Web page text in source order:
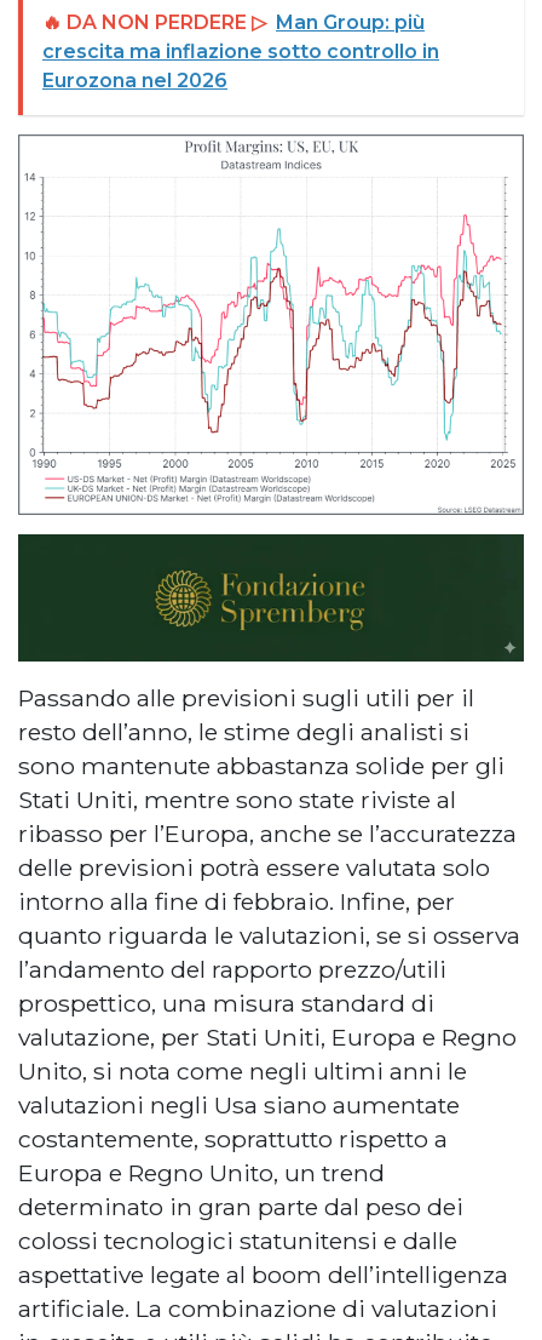
🔥 DA NON PERDERE ▷ Man Group: più
crescita ma inflazione sotto controllo in
Eurozona nel 2026
Passando alle previsioni sugli utili per il
resto dell’anno, le stime degli analisti si
sono mantenute abbastanza solide per gli
Stati Uniti, mentre sono state riviste al
ribasso per l’Europa, anche se l’accuratezza
delle previsioni potrà essere valutata solo
intorno alla fine di febbraio. Infine, per
quanto riguarda le valutazioni, se si osserva
l’andamento del rapporto prezzo/utili
prospettico, una misura standard di
valutazione, per Stati Uniti, Europa e Regno
Unito, si nota come negli ultimi anni le
valutazioni negli Usa siano aumentate
costantemente, soprattutto rispetto a
Europa e Regno Unito, un trend
determinato in gran parte dal peso dei
colossi tecnologici statunitensi e dalle
aspettative legate al boom dell’intelligenza
artificiale. La combinazione di valutazioni